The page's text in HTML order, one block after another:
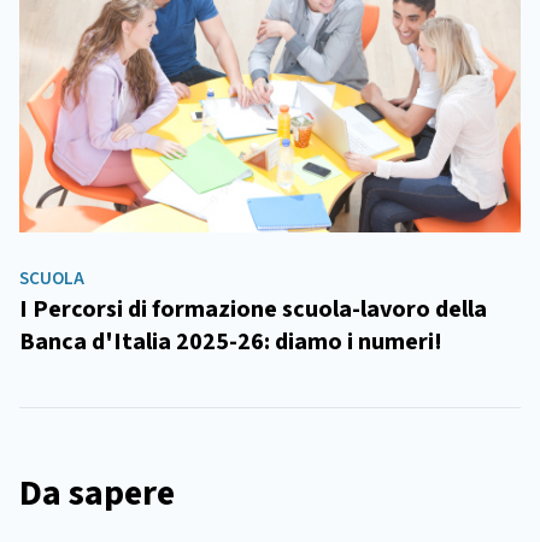
SCUOLA
I Percorsi di formazione scuola-lavoro della
Banca d'Italia 2025-26: diamo i numeri!
Da sapere